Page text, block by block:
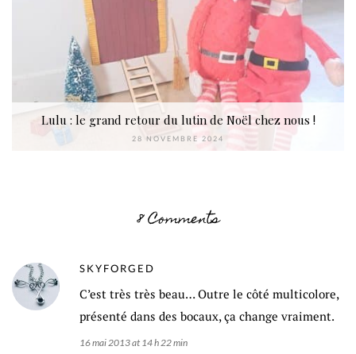
Lulu : le grand retour du lutin de Noël chez nous !
28 NOVEMBRE 2024
8 Comments
SKYFORGED
C’est très très beau… Outre le côté multicolore,
présenté dans des bocaux, ça change vraiment.
16 mai 2013 at 14 h 22 min